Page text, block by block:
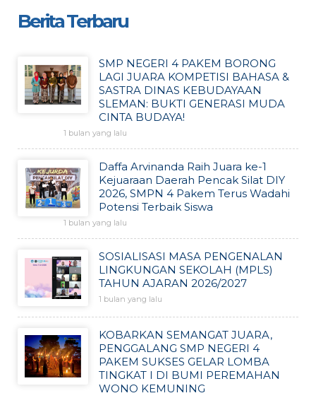
Berita Terbaru
SMP NEGERI 4 PAKEM BORONG
LAGI JUARA KOMPETISI BAHASA &
SASTRA DINAS KEBUDAYAAN
SLEMAN: BUKTI GENERASI MUDA
CINTA BUDAYA!
1 bulan yang lalu
Daffa Arvinanda Raih Juara ke-1
Kejuaraan Daerah Pencak Silat DIY
2026, SMPN 4 Pakem Terus Wadahi
Potensi Terbaik Siswa
1 bulan yang lalu
SOSIALISASI MASA PENGENALAN
LINGKUNGAN SEKOLAH (MPLS)
TAHUN AJARAN 2026/2027
1 bulan yang lalu
KOBARKAN SEMANGAT JUARA,
PENGGALANG SMP NEGERI 4
PAKEM SUKSES GELAR LOMBA
TINGKAT I DI BUMI PEREMAHAN
WONO KEMUNING